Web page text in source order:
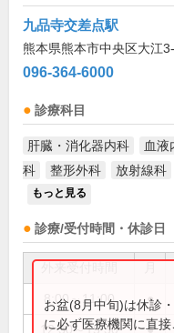
九品寺交差点駅
熊本県熊本市中央区大江
096-364-6000
診療科目
肝臓・消化器内科 血液
科
整形外科 放射線科
もっと見る
診療/受付時間・休診日
8:00～11:00 ●
12:30～15:30 ●
お盆(8月中旬)は休診
に必ず医療機関に直接